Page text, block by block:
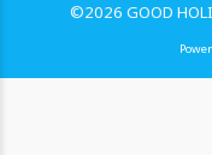
©2026 GOOD